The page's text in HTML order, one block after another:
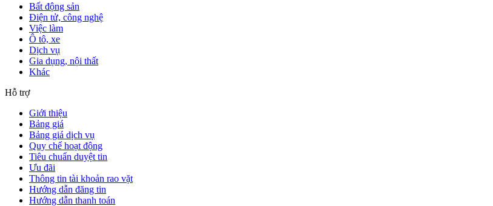
Bất động sản
Điện tử, công nghệ
Việc làm
Ô tô, xe
Dịch vụ
Gia dụng, nội thất
Khác
Hỗ trợ
Giới thiệu
Bảng giá
Bảng giá dịch vụ
Quy chế hoạt động
Tiêu chuẩn duyệt tin
Ưu đãi
Thông tin tài khoản rao vặt
Hướng dẫn đăng tin
Hướng dẫn thanh toán